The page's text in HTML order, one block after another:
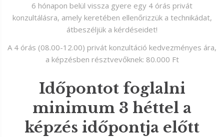
6 hónapon belül vissza gyere egy 4 órás privát
konzultálásra, amely keretében ellenőrizzük a technikádat,
átbeszéljük a kérdéseidet!
A 4 órás (08.00-12.00) privát konzultáció kedvezményes ára,
a képzésben résztvevőknek: 80.000 Ft
Időpontot foglalni
minimum 3 héttel a
képzés időpontja előtt